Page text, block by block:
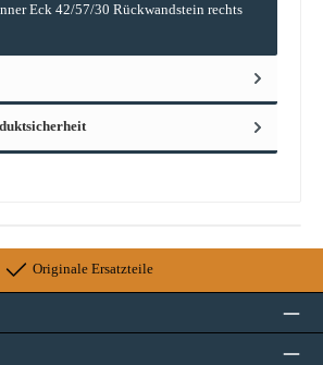
Eck 42/57/30 Rückwandstein rechts
Originale Ersatzteile